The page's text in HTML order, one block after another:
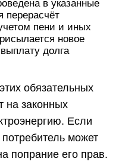
в указанные
перерасчёт
пени и иных
новое
долга
обязательных
на законных
Если
может
попрание его прав.